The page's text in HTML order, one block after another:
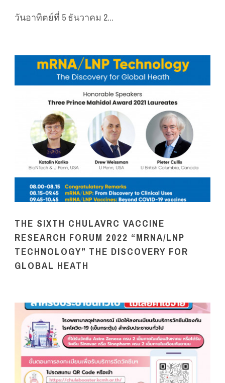
วันอาทิตย์ที่ 5 ธันวาคม 2...
THE SIXTH CHULAVRC VACCINE
RESEARCH FORUM 2022 “MRNA/LNP
TECHNOLOGY” THE DISCOVERY FOR
GLOBAL HEATH